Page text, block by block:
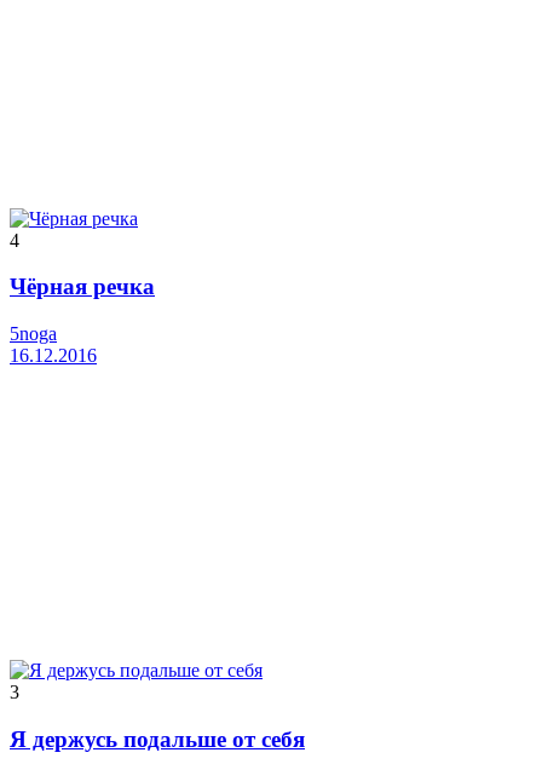
4
Чёрная речка
5noga
16.12.2016
3
Я держусь подальше от себя